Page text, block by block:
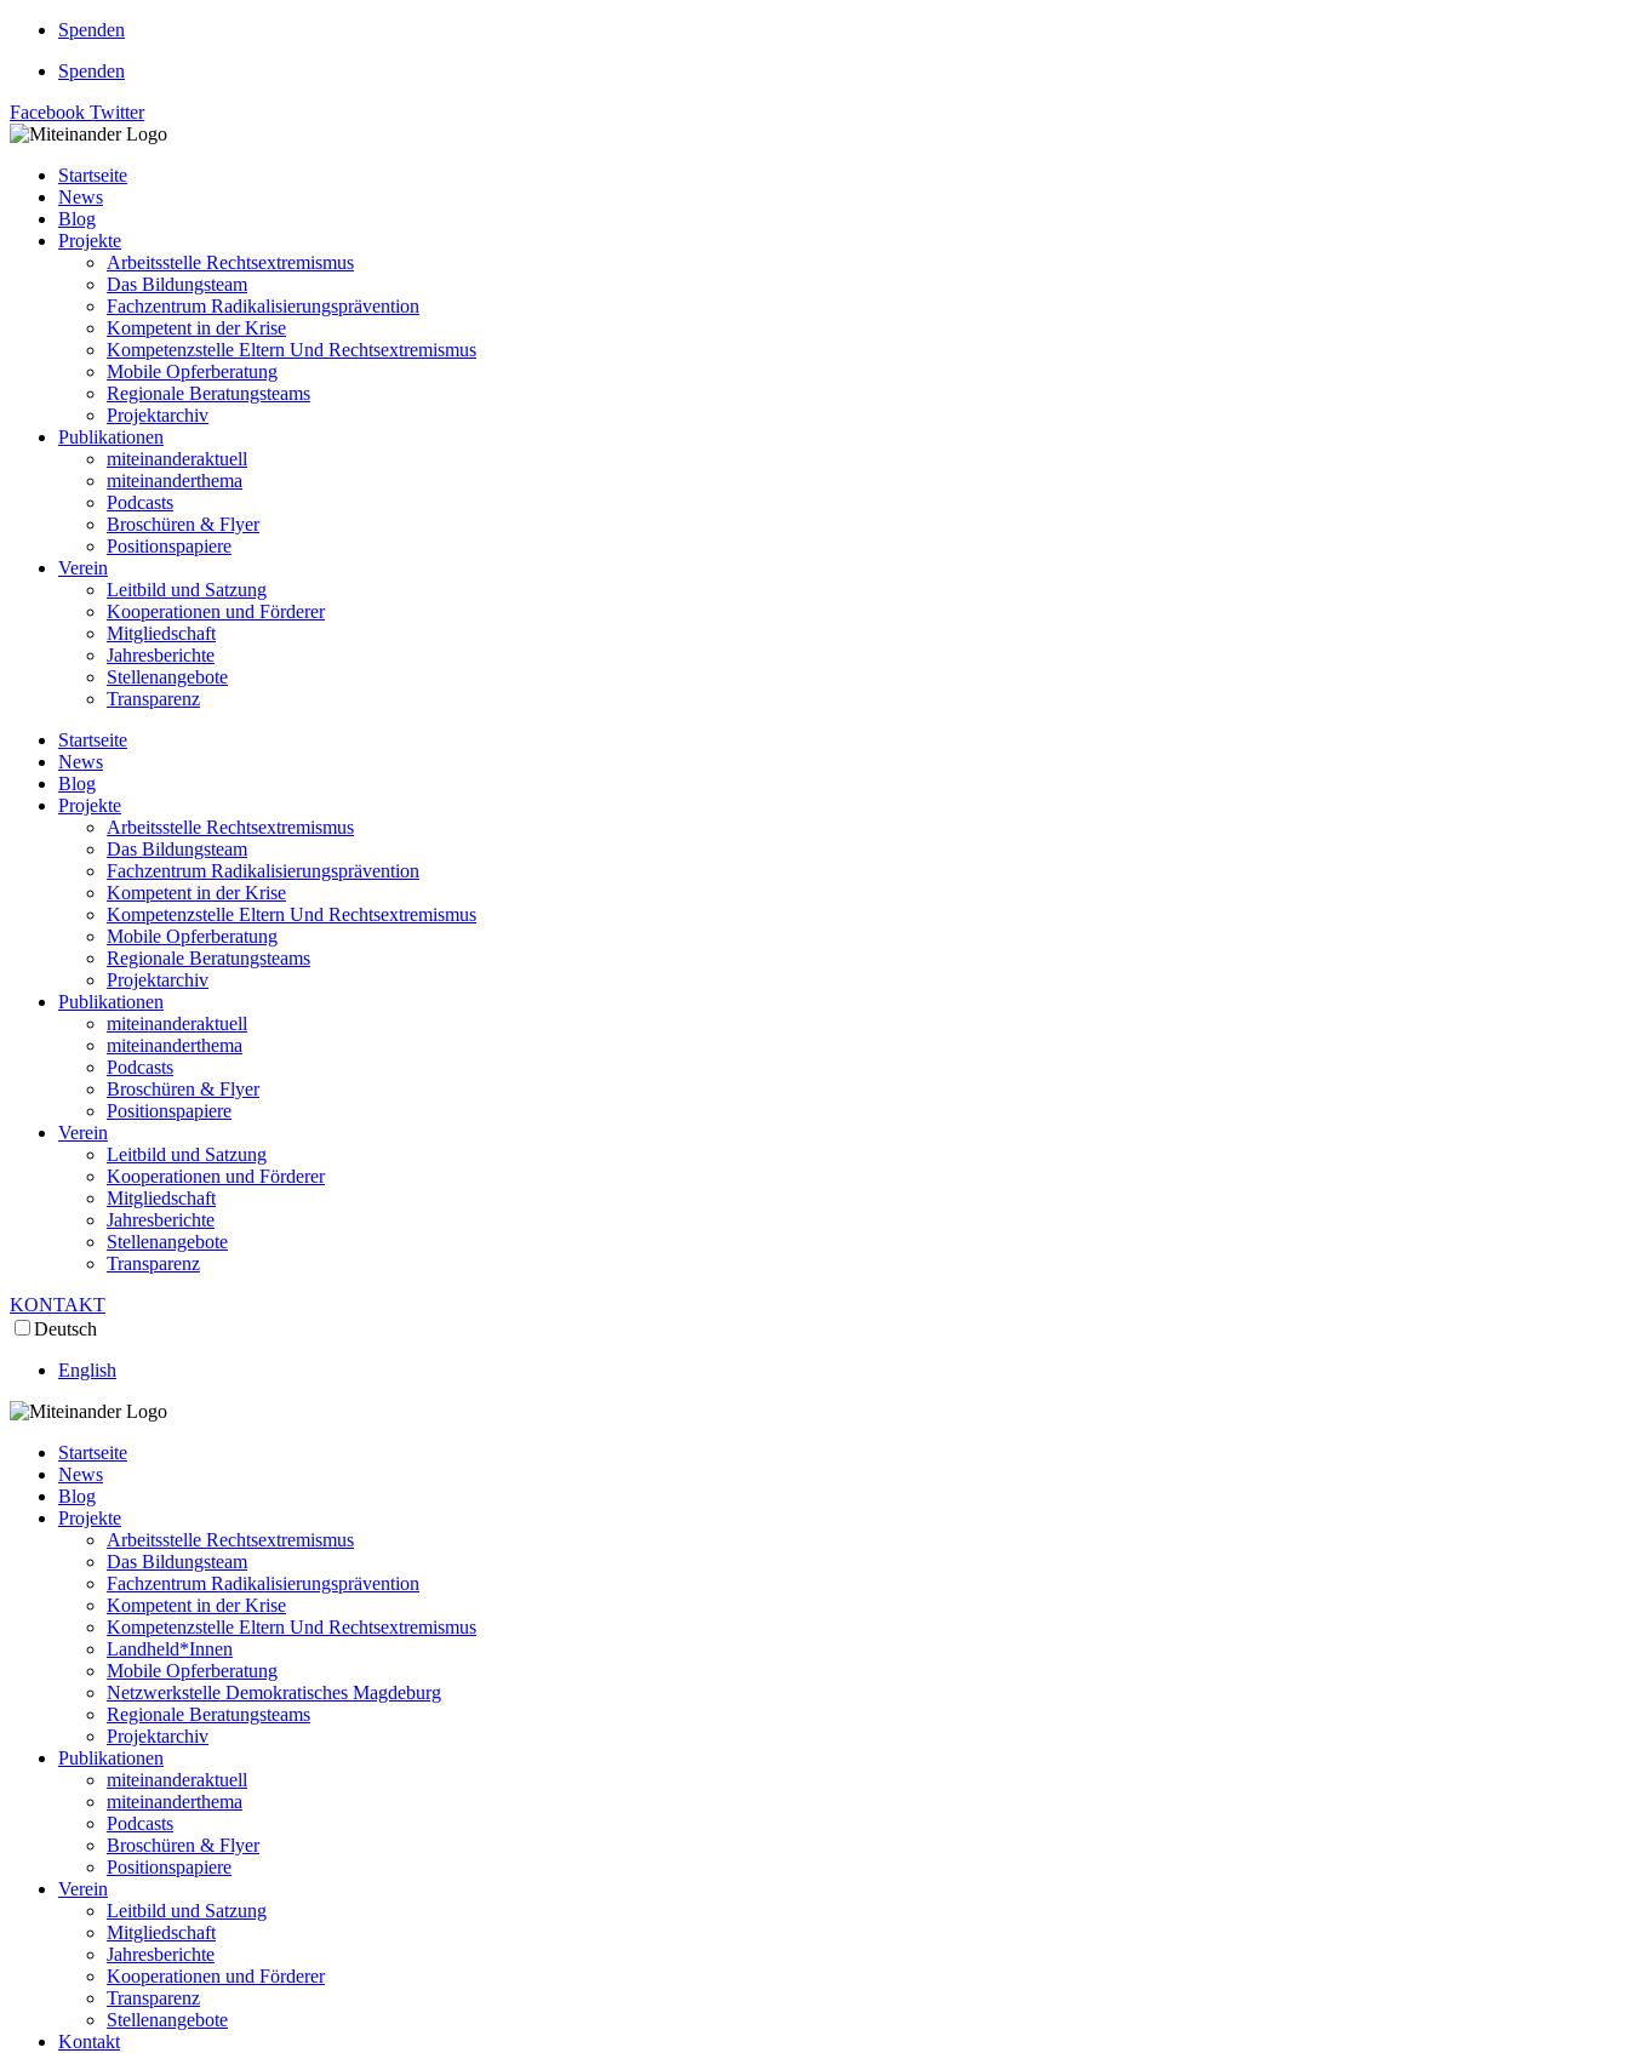
Zum
springen
Spenden
Spenden
Facebook Twitter
Startseite
News
Blog
Projekte
Arbeitsstelle Rechtsextremismus
Das Bildungsteam
Fachzentrum Radikalisierungsprävention
Kompetent in der Krise
Kompetenzstelle Eltern Und Rechtsextremismus
Mobile Opferberatung
Regionale Beratungsteams
Projektarchiv
Publikationen
miteinanderaktuell
miteinanderthema
Podcasts
Broschüren & Flyer
Positionspapiere
Verein
Leitbild und Satzung
Kooperationen und Förderer
Mitgliedschaft
Jahresberichte
Stellenangebote
Transparenz
Startseite
News
Blog
Projekte
Arbeitsstelle Rechtsextremismus
Das Bildungsteam
Fachzentrum Radikalisierungsprävention
Kompetent in der Krise
Kompetenzstelle Eltern Und Rechtsextremismus
Mobile Opferberatung
Regionale Beratungsteams
Projektarchiv
Publikationen
miteinanderaktuell
miteinanderthema
Podcasts
Broschüren & Flyer
Positionspapiere
Verein
Leitbild und Satzung
Kooperationen und Förderer
Mitgliedschaft
Jahresberichte
Stellenangebote
Transparenz
KONTAKT
Deutsch
English
Startseite
News
Blog
Projekte
Arbeitsstelle Rechtsextremismus
Das Bildungsteam
Fachzentrum Radikalisierungsprävention
Kompetent in der Krise
Kompetenzstelle Eltern Und Rechtsextremismus
Landheld*Innen
Mobile Opferberatung
Netzwerkstelle Demokratisches Magdeburg
Regionale Beratungsteams
Projektarchiv
Publikationen
miteinanderaktuell
miteinanderthema
Podcasts
Broschüren & Flyer
Positionspapiere
Verein
Leitbild und Satzung
Mitgliedschaft
Jahresberichte
Kooperationen und Förderer
Transparenz
Stellenangebote
Kontakt